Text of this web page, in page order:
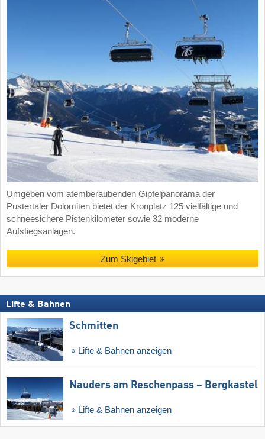
Umgeben vom atemberaubenden Gipfelpanorama der
Pustertaler Dolomiten bietet der Kronplatz 125 vielfältige und
schneesichere Pistenkilometer sowie 32 moderne
Aufstiegsanlagen.
Zum Skigebiet
Lifte & Bahnen
Schmitten
Lifte & Bahnen anzeigen
Nauders am Reschenpass – Bergkastel
Lifte & Bahnen anzeigen